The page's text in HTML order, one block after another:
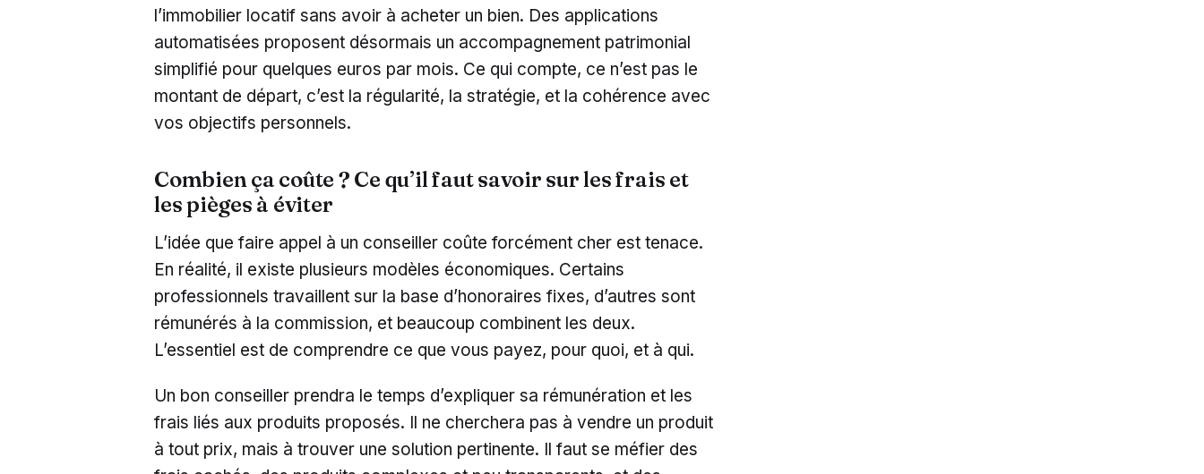
l’immobilier locatif sans avoir à acheter un bien. Des applications
automatisées proposent désormais un accompagnement patrimonial
simplifié pour quelques euros par mois. Ce qui compte, ce n’est pas le
montant de départ, c’est la régularité, la stratégie, et la cohérence avec
vos objectifs personnels.
Combien ça coûte ? Ce qu’il faut savoir sur les frais et
les pièges à éviter
L’idée que faire appel à un conseiller coûte forcément cher est tenace.
En réalité, il existe plusieurs modèles économiques. Certains
professionnels travaillent sur la base d’honoraires fixes, d’autres sont
rémunérés à la commission, et beaucoup combinent les deux.
L’essentiel est de comprendre ce que vous payez, pour quoi, et à qui.
Un bon conseiller prendra le temps d’expliquer sa rémunération et les
frais liés aux produits proposés. Il ne cherchera pas à vendre un produit
à tout prix, mais à trouver une solution pertinente. Il faut se méfier des